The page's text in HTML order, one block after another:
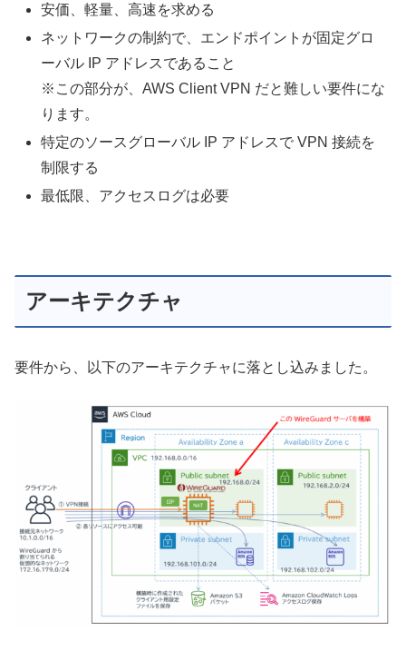
安価、軽量、高速を求める
ネットワークの制約で、エンドポイントが固定グロ
ーバル IP アドレスであること
※この部分が、AWS Client VPN だと難しい要件にな
ります。
特定のソースグローバル IP アドレスで VPN 接続を
制限する
最低限、アクセスログは必要
アーキテクチャ
要件から、以下のアーキテクチャに落とし込みました。